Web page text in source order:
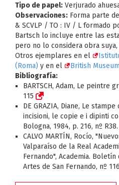
Tipo de papel: Verjurado
Observaciones: Forma parte
& SCVLP / TO : IV / L formado
Bartsch lo incluye entre las
pero no lo considera obra
Otros ejemplares en el
(Roma) y en el British Museum
Bibliografía:
BARTSCH, Adam, Le peintre
115
DE GRAZIA, Diane, Le
incisioni, le copie e i dipinti
Bologna, 1984, p. 216, nº R38.
CALVO MARTÍN, Rocío,
Valparaíso de la Real
Fernando", Academia.
Artes de San Fernando, nº